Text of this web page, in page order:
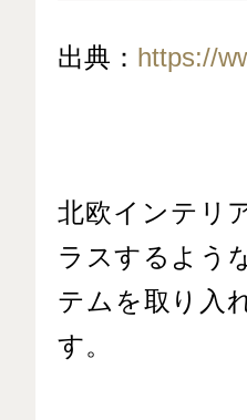
出典： https://
北欧インテリ
ラスするよう
テムを取り入
す。